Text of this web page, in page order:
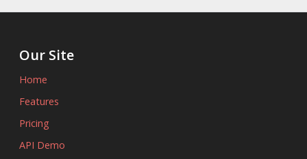
Our Site
Home
Features
Pricing
API Demo